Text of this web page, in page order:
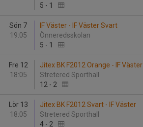
5 - 1
Sön 7
19:05
IF Väster - IF Väster Svart
Önneredsskolan
5 - 1
Fre 12
18:05
Jitex BK F2012 Orange - IF Väster
Stretered Sporthall
12 - 2
Lör 13
18:05
Jitex BK F2012 Svart - IF Väster
Stretered Sporthall
4 - 2